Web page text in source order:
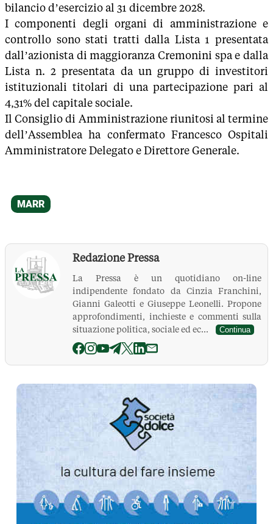
bilancio d’esercizio al 31 dicembre 2028.
I componenti degli organi di amministrazione e
controllo sono stati tratti dalla Lista 1 presentata
dall’azionista di maggioranza Cremonini spa e dalla
Lista n. 2 presentata da un gruppo di investitori
istituzionali titolari di una partecipazione pari al
4,31% del capitale sociale.
Il Consiglio di Amministrazione riunitosi al termine
dell’Assemblea ha confermato Francesco Ospitali
Amministratore Delegato e Direttore Generale.
Redazione Pressa
La Pressa è un quotidiano on-line
indipendente fondato da Cinzia Franchini,
Gianni Galeotti e Giuseppe Leonelli. Propone
approfondimenti, inchieste e commenti sulla
situazione politica, sociale ed ec...
Continua
La Pressa